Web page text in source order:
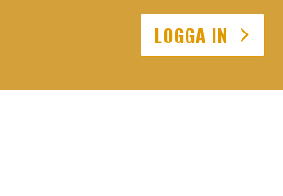
LOGGA IN